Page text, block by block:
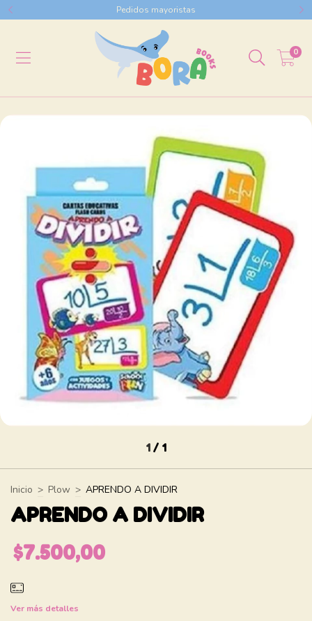
Pedidos mayoristas
0
1 / 1
Inicio > Plow > APRENDO A DIVIDIR
APRENDO A DIVIDIR
$7.500,00
Ver más detalles